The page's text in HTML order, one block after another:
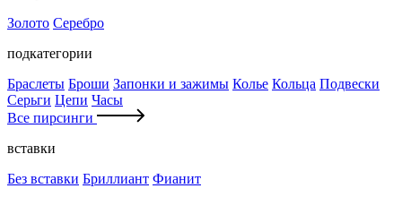
Золото Серебро
подкатегории
Браслеты Броши Запонки и зажимы Колье Кольца Подвески
Серьги Цепи Часы
Все пирсинги
вставки
Без вставки Бриллиант Фианит